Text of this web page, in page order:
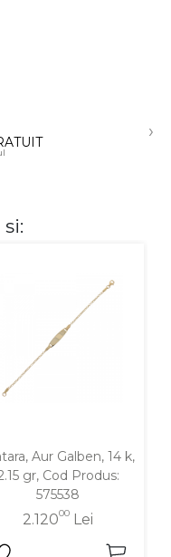
›
Aur Galben, 14 k,
gr, Cod Produs:
575538
2.12000 Lei